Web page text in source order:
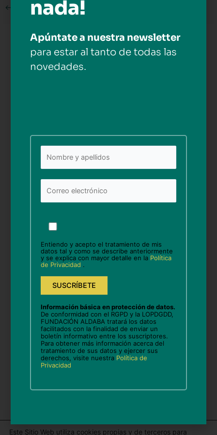
← Medios anterior
Deja una respuesta
Tu dirección de correo electrónico no será publicada.
Correo
Guarda mi nombre, correo electrónico y web en
este navegador para la próxima vez que comente.
Este Sitio Web utiliza cookies propias y de terceros para
nada!
Apúntate a nuestra newsletter
para estar al tanto de todas las
novedades.
favor,
este
campo
vacío.
Entiendo y acepto el tratamiento de mis
datos tal y como se describe anteriormente
y se explica con mayor detalle en la Política
de Privacidad .
Información básica en protección de datos.
De conformidad con el RGPD y la LOPDGDD,
FUNDACIÓN ALDABA tratará los datos
facilitados con la finalidad de enviar un
boletín informativo entre los suscriptores.
Para obtener más información acerca del
tratamiento de sus datos y ejercer sus
derechos, visite nuestra Política de
Privacidad